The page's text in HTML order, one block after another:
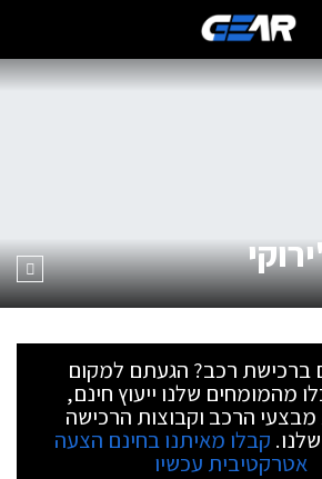
ברכישת רכב? הגעתם למקום
מהמומחים שלנו ייעוץ חינם,
מבצעי הרכב וקבוצות הרכישה
קבלו מאיתנו בחינם הצעה
אטרקטיבית עכשיו